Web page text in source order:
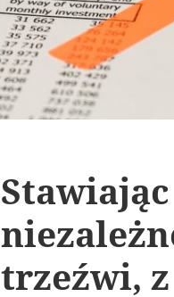
trzeźwi,